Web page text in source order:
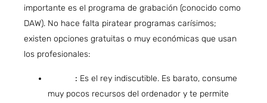
importante es el programa de grabación (conocido como
DAW). No hace falta piratear programas carísimos;
existen opciones gratuitas o muy económicas que usan
los profesionales:
: Es el rey indiscutible. Es barato, consume
muy pocos recursos del ordenador y te permite